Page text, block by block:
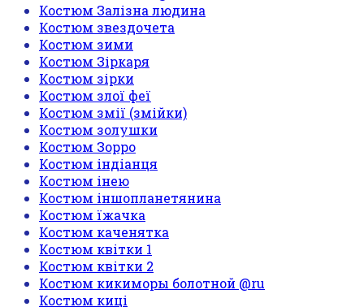
Костюм Залізна людина
Костюм звездочета
Костюм зими
Костюм Зіркаря
Костюм зірки
Костюм злої феї
Костюм змії (змійки)
Костюм золушки
Костюм Зорро
Костюм індіанця
Костюм інею
Костюм іншопланетянина
Костюм їжачка
Костюм каченятка
Костюм квітки 1
Костюм квітки 2
Костюм кикиморы болотной @ru
Костюм киці